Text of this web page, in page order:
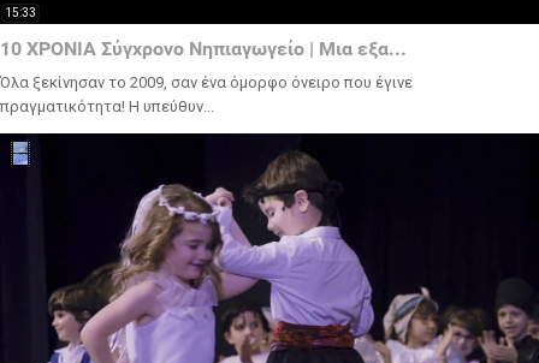
15:33
10 ΧΡΟΝΙΑ Σύγχρονο Νηπιαγωγείο | Μια εξα...
Όλα ξεκίνησαν το 2009, σαν ένα όμορφο όνειρο που έγινε
πραγματικότητα! Η υπεύθυν...